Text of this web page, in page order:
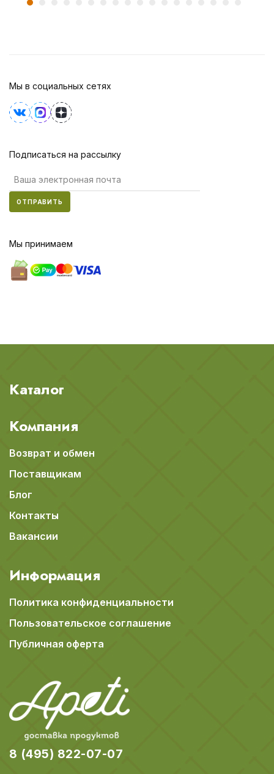
Мы в социальных сетях
Подписаться на рассылку
ОТПРАВИТЬ
Мы принимаем
Каталог
Компания
Возврат и обмен
Поставщикам
Блог
Контакты
Вакансии
Информация
Политика конфиденциальности
Пользовательское соглашение
Публичная оферта
8 (495) 822-07-07